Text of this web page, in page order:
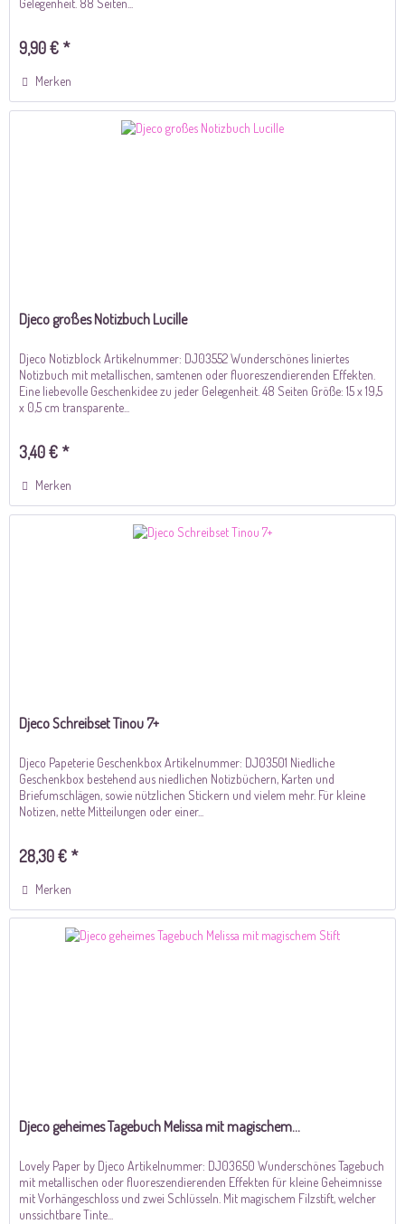
Gelegenheit. 88 Seiten...
9,90 € *
Merken
Djeco großes Notizbuch Lucille
Djeco Notizblock Artikelnummer: DJ03552 Wunderschönes liniertes
Notizbuch mit metallischen, samtenen oder fluoreszendierenden Effekten.
Eine liebevolle Geschenkidee zu jeder Gelegenheit. 48 Seiten Größe: 15 x 19,5
x 0,5 cm transparente...
3,40 € *
Merken
Djeco Schreibset Tinou 7+
Djeco Papeterie Geschenkbox Artikelnummer: DJ03501 Niedliche
Geschenkbox bestehend aus niedlichen Notizbüchern, Karten und
Briefumschlägen, sowie nützlichen Stickern und vielem mehr. Für kleine
Notizen, nette Mitteilungen oder einer...
28,30 € *
Merken
Djeco geheimes Tagebuch Melissa mit magischem...
Lovely Paper by Djeco Artikelnummer: DJ03650 Wunderschönes Tagebuch
mit metallischen oder fluoreszendierenden Effekten für kleine Geheimnisse
mit Vorhängeschloss und zwei Schlüsseln. Mit magischem Filzstift, welcher
unssichtbare Tinte...